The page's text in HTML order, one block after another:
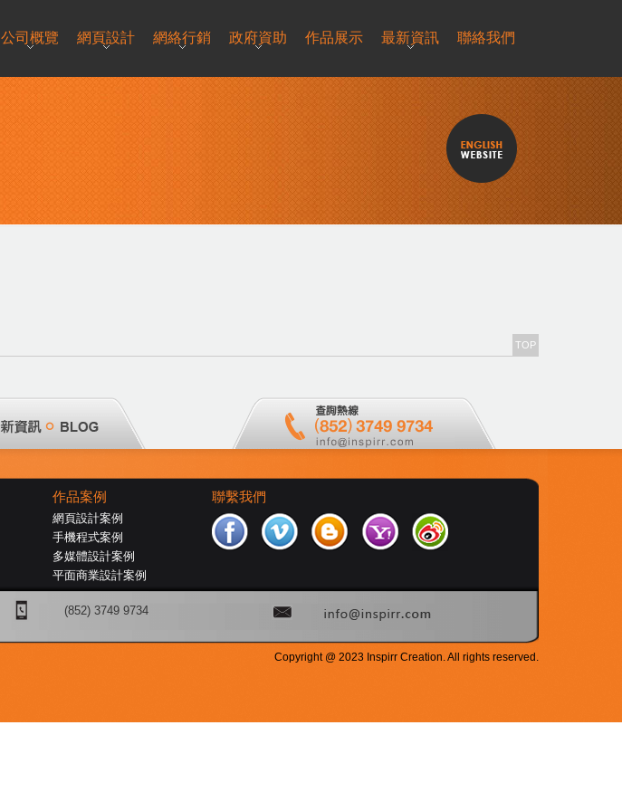
公司概覽 網頁設計 網絡行銷 政府資助 作品展示 最新資訊 聯絡我們
TOP
作品案例
網頁設計案例
手機程式案例
多媒體設計案例
平面商業設計案例
聯繫我們
(852) 3749 9734
Copyright @ 2023 Inspirr Creation. All rights reserved.